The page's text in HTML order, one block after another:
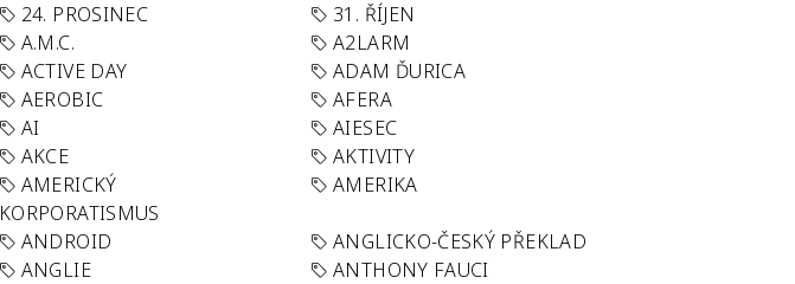
24. PROSINEC
31. ŘÍJEN
A.M.C.
A2LARM
ACTIVE DAY
ADAM ĎURICA
AEROBIC
AFERA
AI
AIESEC
AKCE
AKTIVITY
AMERICKÝ
KORPORATISMUS
AMERIKA
ANDROID
ANGLICKO-ČESKÝ PŘEKLAD
ANGLIE
ANTHONY FAUCI